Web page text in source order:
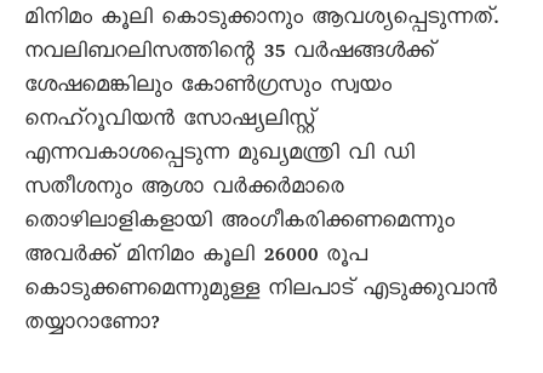
മിനിമം കൂലി കൊടുക്കാനും ആവശ്യപ്പെടുന്നത്.
നവലിബറലിസത്തിന്റെ 35 വർഷങ്ങൾക്ക്
ശേഷമെങ്കിലും കോൺഗ്രസും സ്വയം
നെഹ്റൂവിയൻ സോഷ്യലിസ്റ്റ്
എന്നവകാശപ്പെടുന്ന മുഖ്യമന്ത്രി വി ഡി
സതീശനും ആശാ വർക്കർമാരെ
തൊഴിലാളികളായി അംഗീകരിക്കണമെന്നും
അവർക്ക് മിനിമം കൂലി 26000 രൂപ
കൊടുക്കണമെന്നുമുള്ള നിലപാട് എടുക്കുവാൻ
തയ്യാറാണോ?